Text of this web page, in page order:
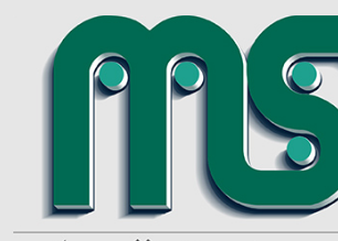
و